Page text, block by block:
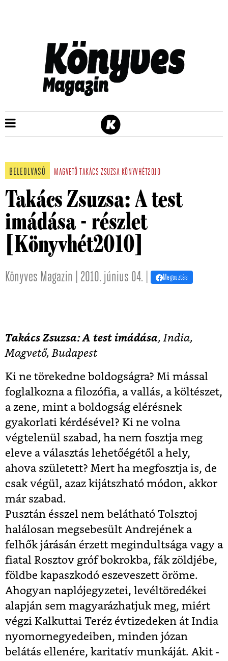
BELEOLVASÓ MAGVETŐ TAKÁCS ZSUZSA KÖNYVHÉT2010
Takács Zsuzsa: A test
imádása - részlet
[Könyvhét2010]
Könyves Magazin | 2010. június 04. | Megosztás
Takács Zsuzsa: A test imádása, India,
Magvető, Budapest
Ki ne törekedne boldogságra? Mi mással
foglalkozna a filozófia, a vallás, a költészet,
a zene, mint a boldogság elérésnek
gyakorlati kérdésével? Ki ne volna
végtelenül szabad, ha nem fosztja meg
eleve a választás lehetőégétől a hely,
ahova született? Mert ha megfosztja is, de
csak végül, azaz kijátszható módon, akkor
már szabad.
Pusztán ésszel nem belátható Tolsztoj
halálosan megsebesült Andrejének a
felhők járásán érzett megindultsága vagy a
fiatal Rosztov gróf bokrokba, fák zöldjébe,
földbe kapaszkodó eszeveszett öröme.
Ahogyan naplójegyzetei, levéltöredékei
alapján sem magyarázhatjuk meg, miért
végzi Kalkuttai Teréz évtizedeken át India
nyomornegyedeiben, minden józan
belátás ellenére, karitatív munkáját. Akit -